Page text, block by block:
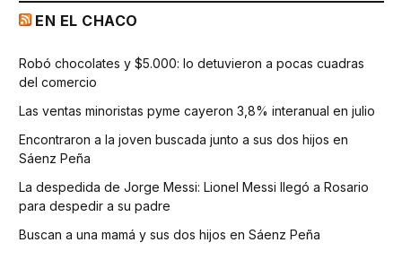
EN EL CHACO
Robó chocolates y $5.000: lo detuvieron a pocas cuadras
del comercio
Las ventas minoristas pyme cayeron 3,8% interanual en julio
Encontraron a la joven buscada junto a sus dos hijos en
Sáenz Peña
La despedida de Jorge Messi: Lionel Messi llegó a Rosario
para despedir a su padre
Buscan a una mamá y sus dos hijos en Sáenz Peña